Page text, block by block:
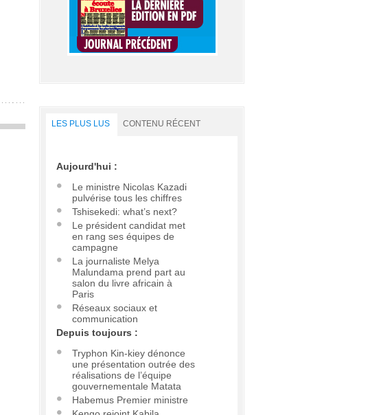
LES PLUS LUS CONTENU RÉCENT
Aujourd'hui :
Le ministre Nicolas Kazadi
pulvérise tous les chiffres
Tshisekedi: what’s next?
Le président candidat met
en rang ses équipes de
campagne
La journaliste Melya
Malundama prend part au
salon du livre africain à
Paris
Réseaux sociaux et
communication
Depuis toujours :
Tryphon Kin-kiey dénonce
une présentation outrée des
réalisations de l’équipe
gouvernementale Matata
Habemus Premier ministre